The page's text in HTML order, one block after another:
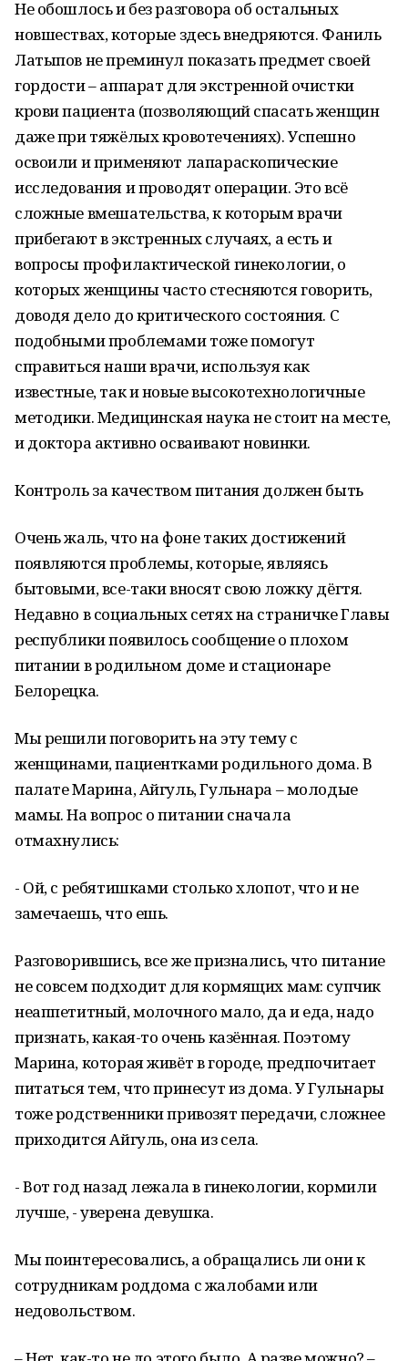
Не обошлось и без разговора об остальных
новшествах, которые здесь внедряются. Фаниль
Латыпов не преминул показать предмет своей
гордости – аппарат для экстренной очистки
крови пациента (позволяющий спасать женщин
даже при тяжёлых кровотечениях). Успешно
освоили и применяют лапараскопические
исследования и проводят операции. Это всё
сложные вмешательства, к которым врачи
прибегают в экстренных случаях, а есть и
вопросы профилактической гинекологии, о
которых женщины часто стесняются говорить,
доводя дело до критического состояния. С
подобными проблемами тоже помогут
справиться наши врачи, используя как
известные, так и новые высокотехнологичные
методики. Медицинская наука не стоит на месте,
и доктора активно осваивают новинки.
Контроль за качеством питания должен быть
Очень жаль, что на фоне таких достижений
появляются проблемы, которые, являясь
бытовыми, все-таки вносят свою ложку дёгтя.
Недавно в социальных сетях на страничке Главы
республики появилось сообщение о плохом
питании в родильном доме и стационаре
Белорецка.
Мы решили поговорить на эту тему с
женщинами, пациентками родильного дома. В
палате Марина, Айгуль, Гульнара – молодые
мамы. На вопрос о питании сначала
отмахнулись:
- Ой, с ребятишками столько хлопот, что и не
замечаешь, что ешь.
Разговорившись, все же признались, что питание
не совсем подходит для кормящих мам: супчик
неаппетитный, молочного мало, да и еда, надо
признать, какая-то очень казённая. Поэтому
Марина, которая живёт в городе, предпочитает
питаться тем, что принесут из дома. У Гульнары
тоже родственники привозят передачи, сложнее
приходится Айгуль, она из села.
- Вот год назад лежала в гинекологии, кормили
лучше, - уверена девушка.
Мы поинтересовались, а обращались ли они к
сотрудникам роддома с жалобами или
недовольством.